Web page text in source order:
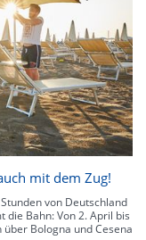
mit dem Zug!
von Deutschland
Bahn: Von 2. April bis
Bologna und Cesena